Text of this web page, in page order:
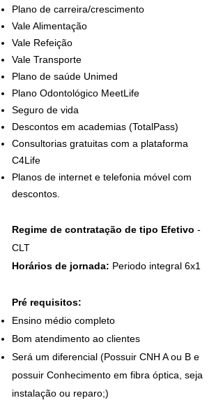
Plano de carreira/crescimento
Vale Alimentação
Vale Refeição
Vale Transporte
Plano de saúde Unimed
Plano Odontológico MeetLife
Seguro de vida
Descontos em academias (TotalPass)
Consultorias gratuitas com a plataforma
C4Life
Planos de internet e telefonia móvel com
descontos.
Regime de contratação de tipo Efetivo -
CLT
Horários de jornada: Periodo integral 6x1
Pré requisitos:
Ensino médio completo
Bom atendimento ao clientes
Será um diferencial (Possuir CNH A ou B e
possuir Conhecimento em fibra óptica, seja
instalação ou reparo;)